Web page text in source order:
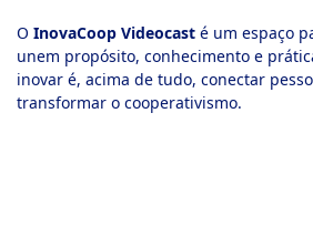
O InovaCoop Videocast é um espaço
unem propósito, conhecimento e
inovar é, acima de tudo, conectar
transformar o cooperativismo.